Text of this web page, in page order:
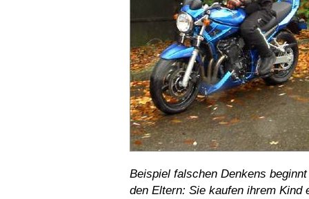
Beispiel falschen Denkens
den Eltern: Sie kaufen ihrem Kind